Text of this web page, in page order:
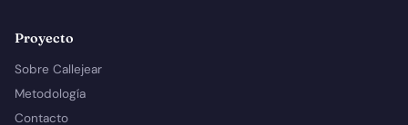
Proyecto
Sobre Callejear
Metodología
Contacto